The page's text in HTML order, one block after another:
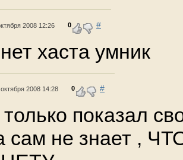
2008 12:26 0 #
хаста умник
2008 14:28 0 #
показал
сам не знает ,